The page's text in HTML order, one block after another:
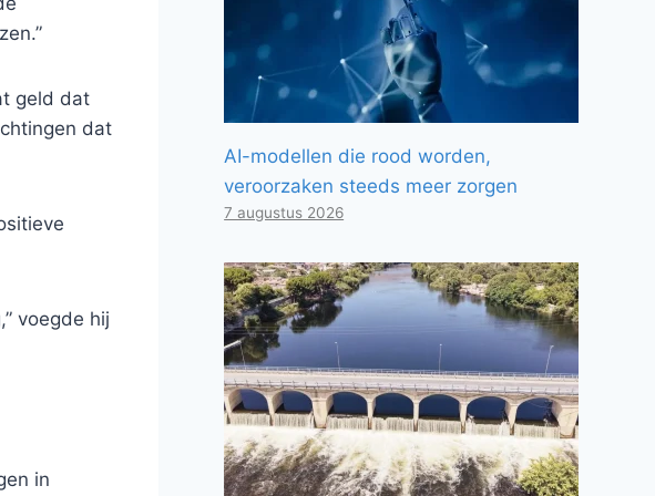
geld dat
dat
voegde hij
in
AI-modellen die rood worden,
veroorzaken steeds meer zorgen
7 augustus 2026